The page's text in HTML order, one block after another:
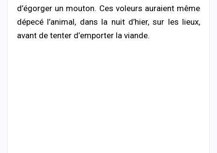
d’égorger un mouton. Ces voleurs auraient même
dépecé l’animal, dans la nuit d’hier, sur les lieux,
avant de tenter d’emporter la viande.